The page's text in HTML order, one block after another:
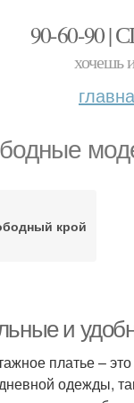
90-60-90
хочешь
крой
и
платье –
одежды,